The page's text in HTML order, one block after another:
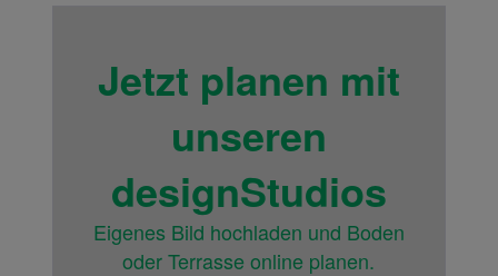
Jetzt planen mit
unseren
designStudios
Eigenes Bild hochladen und Boden
oder Terrasse online planen.